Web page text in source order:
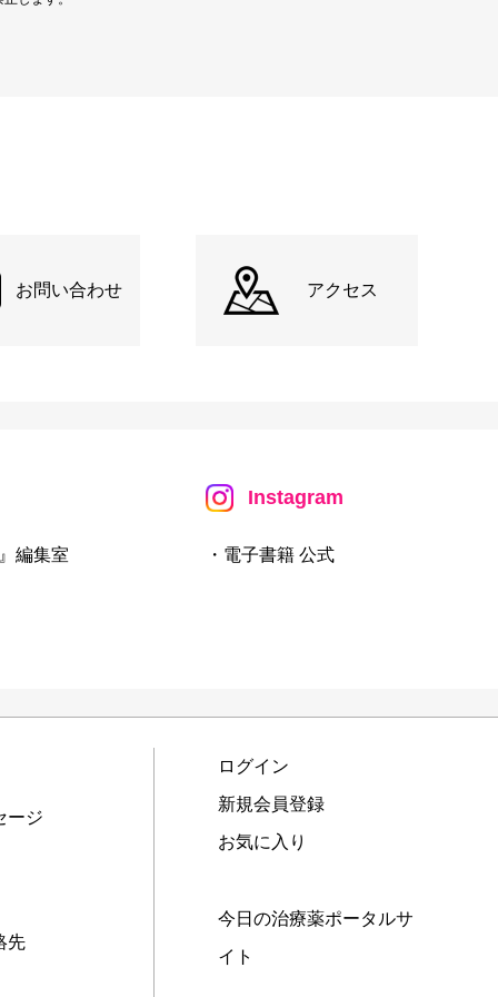
お問い合わせ アクセス
編集室
Instagram
・電子書籍 公式
ージ
先
ログイン
新規会員登録
お気に入り
今日の治療薬ポータルサ
イト